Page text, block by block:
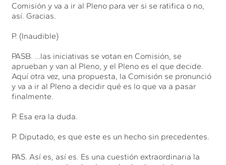
Comisión y va a ir al Pleno para ver si se ratifica o no,
así. Gracias.
P. (Inaudible)
PASB. …las iniciativas se votan en Comisión, se
aprueban y van al Pleno, y el Pleno es el que decide.
Aquí otra vez, una propuesta, la Comisión se pronunció
y va a ir al Pleno a decidir qué es lo que va a pasar
finalmente.
P. Esa era la duda.
P. Diputado, es que este es un hecho sin precedentes.
PAS. Así es, así es. Es una cuestión extraordinaria la